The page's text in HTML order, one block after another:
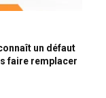
un défaut
faire remplacer